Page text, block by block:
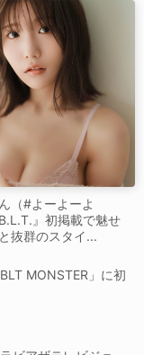
（#よーよーよ
』初掲載で魅せ
抜群のスタイ...
MONSTER」に初